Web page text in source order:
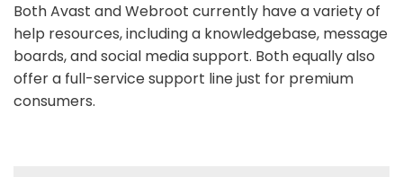
Both Avast and Webroot currently have a variety of
help resources, including a knowledgebase, message
boards, and social media support. Both equally also
offer a full-service support line just for premium
consumers.